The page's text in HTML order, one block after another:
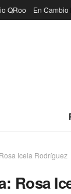
QRoo En Cambio
Rosa Icela Rodríguez
Rosa